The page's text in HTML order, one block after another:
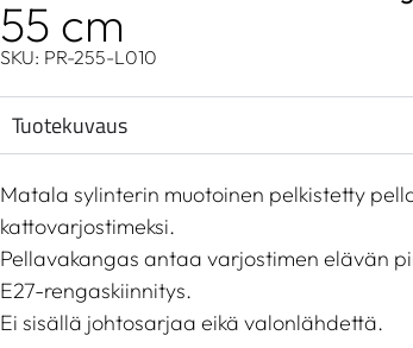
55 cm
SKU: PR-255-L010
Tuotekuvaus
Matala sylinterin muotoinen pelkistetty
kattovarjostimeksi.
Pellavakangas antaa varjostimen elävän
E27-rengaskiinnitys.
Ei sisällä johtosarjaa eikä valonlähdettä.